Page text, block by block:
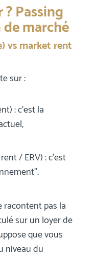
Passing
marché
vs market rent
sur :
: c’est la
/ ERV) : c’est
racontent pas la
sur un loyer de
que vous
niveau du